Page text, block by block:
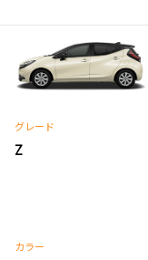
グレード
Z
カラー